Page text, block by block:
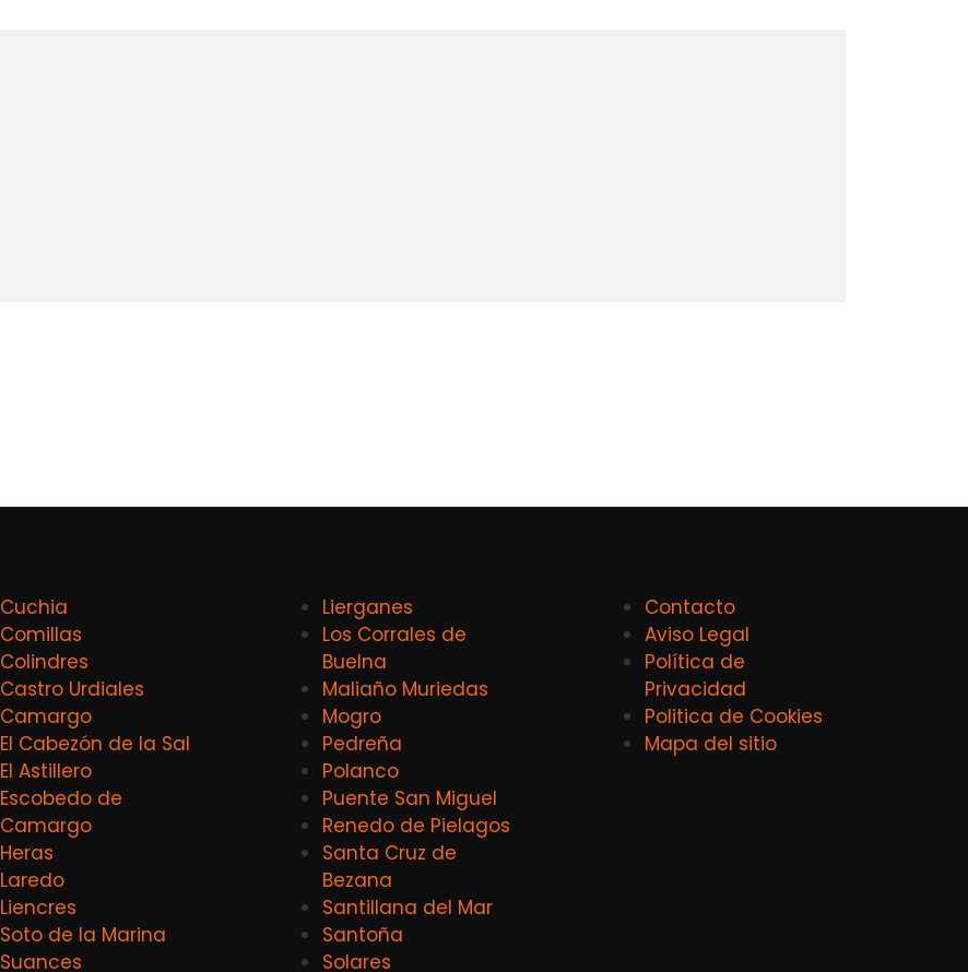
Cuchia
Comillas
Colindres
Castro Urdiales
Camargo
El Cabezón de la Sal
El Astillero
Escobedo de
Camargo
Heras
Laredo
Liencres
Soto de la Marina
Suances
Lierganes
Los Corrales de
Buelna
Maliaño Muriedas
Mogro
Pedreña
Polanco
Puente San Miguel
Renedo de Pielagos
Santa Cruz de
Bezana
Santillana del Mar
Santoña
Solares
Contacto
Aviso Legal
Política de
Privacidad
Politica de Cookies
Mapa del sitio